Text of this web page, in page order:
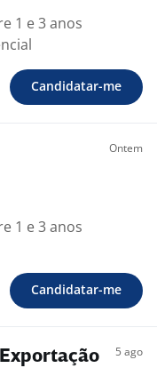
1 e 3 anos
Candidatar-me
Ontem
1 e 3 anos
Candidatar-me
5 ago